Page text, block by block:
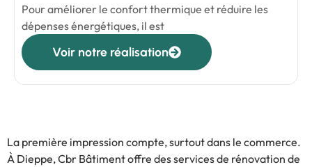
Pour améliorer le confort thermique et réduire les
dépenses énergétiques, il est
Voir notre réalisation
La première impression compte, surtout dans le commerce.
À Dieppe, Cbr Bâtiment offre des services de rénovation de